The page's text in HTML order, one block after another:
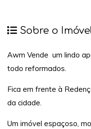
Sobre o
Awm Vende um lindo
todo reformados.
Fica em frente à
da cidade.
Um imóvel espaçoso,